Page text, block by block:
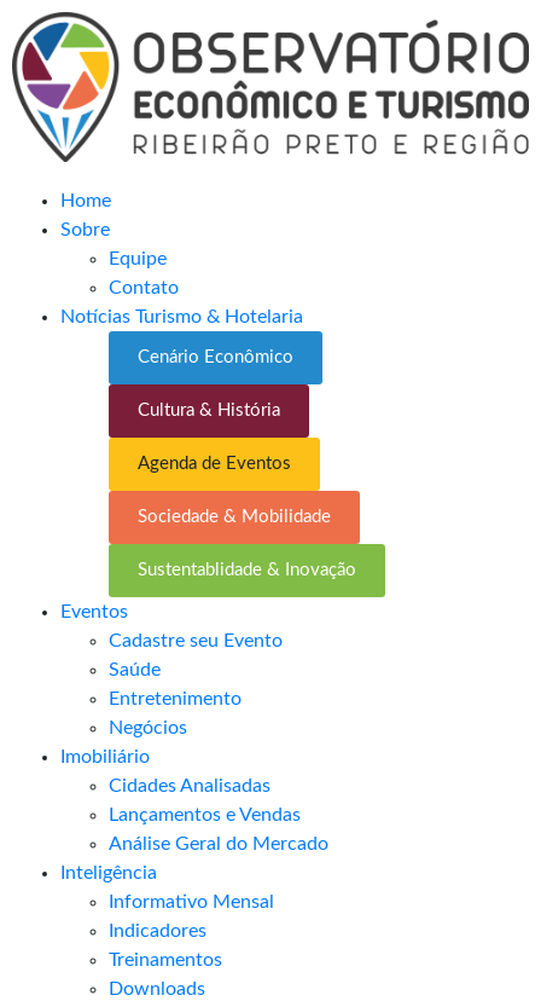
Home
Sobre
Equipe
Contato
Notícias Turismo & Hotelaria
Cenário Econômico
Cultura & História
Agenda de Eventos
Sociedade & Mobilidade
Sustentablidade & Inovação
Eventos
Cadastre seu Evento
Saúde
Entretenimento
Negócios
Imobiliário
Cidades Analisadas
Lançamentos e Vendas
Análise Geral do Mercado
Inteligência
Informativo Mensal​
Indicadores
Treinamentos
Downloads